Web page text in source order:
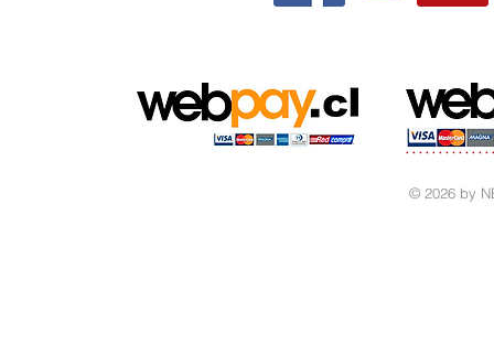
© 2026 by